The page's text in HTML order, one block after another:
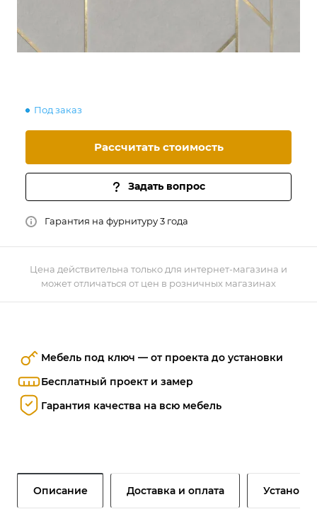
Мебель под ключ — от проекта до установки
Бесплатный проект и замер
Гарантия качества на всю мебель
Цена действительна только для интернет-магазина и
может отличаться от цен в розничных магазинах
Под заказ
Рассчитать стоимость
Задать вопрос
Гарантия на фурнитуру 3 года
Описание Доставка и оплата Установка